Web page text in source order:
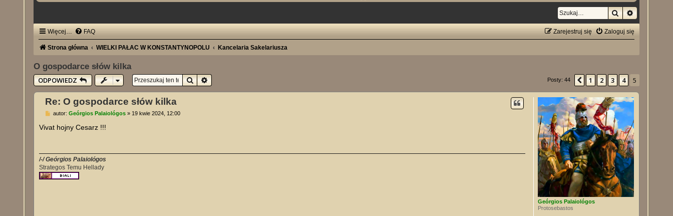
Szukaj
Więcej… FAQ Zaloguj się
Zarejestruj się
Strona główna WIELKI PAŁAC W KONSTANTYNOPOLU Kancelaria Sakelariusza
O gospodarce słów kilka
ODPOWIEDZ
SzukajWyszukiwanie zaawansowane Posty: 44 Poprzednia
1 2 3 4 5
Geórgios Palaiológos
Protosebastos
Re: O gospodarce słów kilka
P
s
autor:Geórgios Palaiológos » 19 kwie 2024, 12:00
Vivat hojny Cesarz !!!
/-/ Geórgios Palaiológos
Strategos Temu Hellady